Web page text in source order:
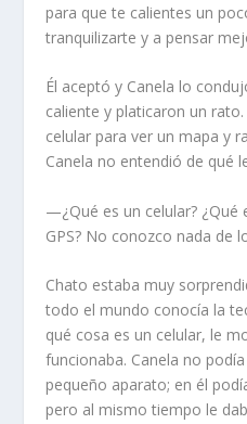
para que te calientes un
tranquilizarte y a pensar
Él aceptó y Canela lo
caliente y platicaron un
celular para ver un mapa y
Canela no entendió de qué
—¿Qué es un celular? ¿Qué
GPS? No conozco nada de
Chato estaba muy
todo el mundo conocía la
qué cosa es un celular, le
funcionaba. Canela no
pequeño aparato; en él
pero al mismo tiempo le